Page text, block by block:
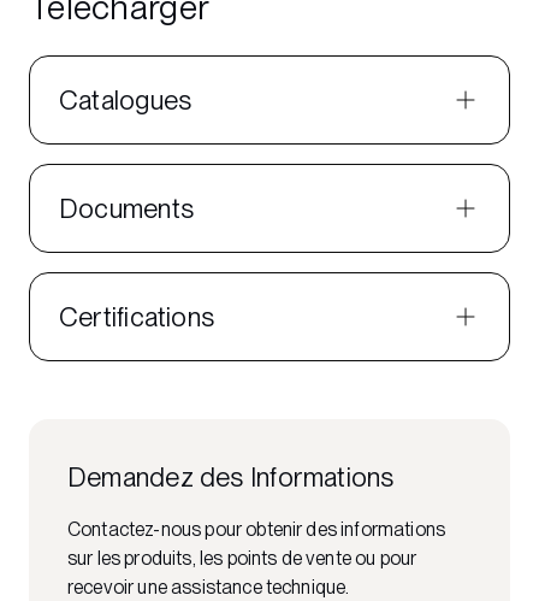
Catalogues
Documents
Certifications
Demandez des Informations
Contactez-nous pour obtenir des informations
sur les produits, les points de vente ou pour
recevoir une assistance technique.